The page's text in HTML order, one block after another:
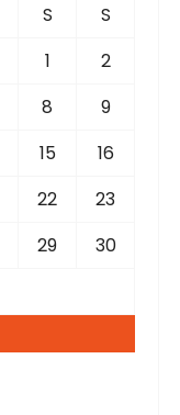
S
S
1
2
8
9
15
16
22
23
29
30